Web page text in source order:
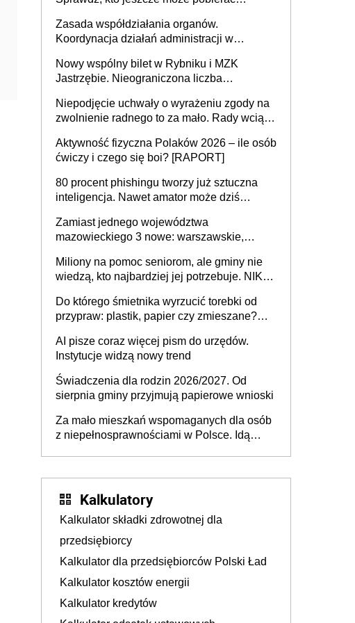
Zasada współdziałania organów.
Koordynacja działań administracji w
Nowy wspólny bilet w Rybniku i MZK
Jastrzębie. Nieograniczona liczba
Niepodjęcie uchwały o wyrażeniu zgody na
zwolnienie radnego to za mało. Rady wciąż
rozstrzygać sprawy
Aktywność fizyczna Polaków 2026 – ile osób
ćwiczy i czego się boi? [RAPORT]
80 procent phishingu tworzy już sztuczna
inteligencja. Nawet amator może dziś
Zamiast jednego województwa
mazowieckiego 3 nowe: warszawskie,
Europie nie ma tak dużych jednostek
stołecznych
Miliony na pomoc seniorom, ale gminy nie
wiedzą, kto najbardziej jej potrzebuje. NIK
Do którego śmietnika wyrzucić torebki od
przypraw: plastik, papier czy zmieszane?
AI pisze coraz więcej pism do urzędów.
Instytucje widzą nowy trend
Świadczenia dla rodzin 2026/2027. Od
sierpnia gminy przyjmują papierowe wnioski
Za mało mieszkań wspomaganych dla osób
z niepełnosprawnościami w Polsce. Idą
Kalkulatory
Kalkulator składki zdrowotnej dla
przedsiębiorcy
Kalkulator dla przedsiębiorców Polski Ład
Kalkulator kosztów energii
Kalkulator kredytów